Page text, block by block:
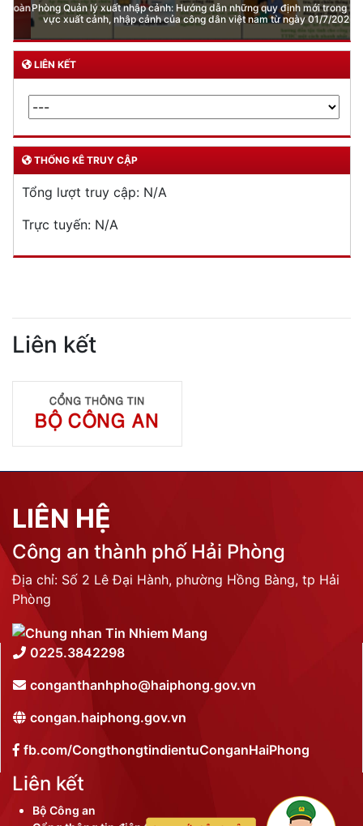
Phòng Quản lý xuất nhập cảnh: Hướng dẫn những quy định mới trong lĩnh
vực xuất cảnh, nhập cảnh của công dân việt nam từ ngày 01/7/2026
LIÊN KẾT
THỐNG KÊ TRUY CẬP
Tổng lượt truy cập: N/A
Trực tuyến: N/A
Liên kết
LIÊN HỆ
Công an thành phố Hải Phòng
Địa chỉ: Số 2 Lê Đại Hành, phường Hồng Bàng, tp Hải
Phòng
0225.3842298
conganthanhpho@haiphong.gov.vn
congan.haiphong.gov.vn
fb.com/CongthongtindientuConganHaiPhong
Liên kết
Bộ Công an